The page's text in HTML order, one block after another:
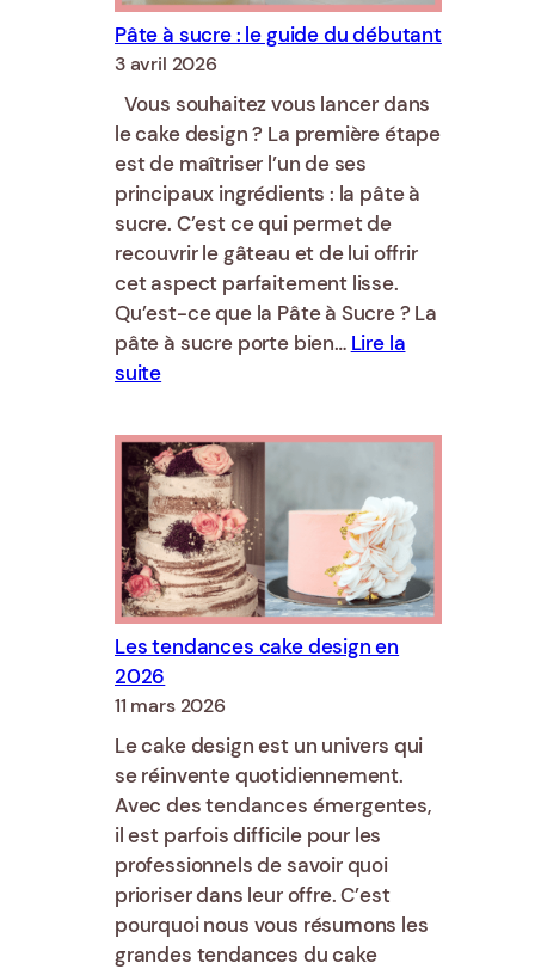
Pâte à sucre : le guide du débutant
3 avril 2026
Vous souhaitez vous lancer dans
le cake design ? La première étape
est de maîtriser l’un de ses
principaux ingrédients : la pâte à
sucre. C’est ce qui permet de
recouvrir le gâteau et de lui offrir
cet aspect parfaitement lisse.
Qu’est-ce que la Pâte à Sucre ? La
pâte à sucre porte bien… Lire la
suite:
à
sucre
:
le
guide
du
débutant
Les tendances cake design en
2026
11 mars 2026
Le cake design est un univers qui
se réinvente quotidiennement.
Avec des tendances émergentes,
il est parfois difficile pour les
professionnels de savoir quoi
prioriser dans leur offre. C’est
pourquoi nous vous résumons les
grandes tendances du cake